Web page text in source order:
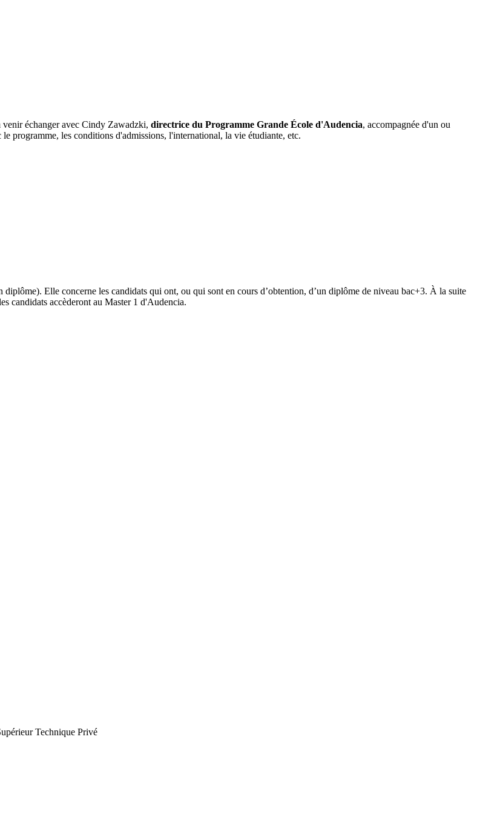
venir échanger avec Cindy Zawadzki, directrice du Programme Grande École d'Audencia, accompagnée d'un ou
programme, les conditions d'admissions, l'international, la vie étudiante, etc.
Elle concerne les candidats qui ont, ou qui sont en cours d’obtention, d’un diplôme de niveau bac+3. À la suite
candidats accèderont au Master 1 d'Audencia.
Technique Privé